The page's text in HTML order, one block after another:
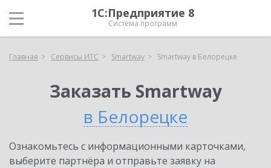
1С:Предприятие 8
Система программ
Главная Сервисы ИТС Smartway Smartway в Белорецке
Заказать Smartway
в Белорецке
Ознакомьтесь с информационными карточками,
выберите партнёра и отправьте заявку на